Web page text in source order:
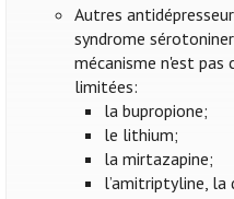
Autres
syndrome
mécanisme n'est
limitées:
la bupropione;
le lithium;
la mirtazapine;
l’amitriptyline,